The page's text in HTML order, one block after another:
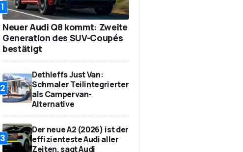
1
Neuer Audi Q8 kommt: Zweite
Generation des SUV-Coupés
bestätigt
2
Dethleffs Just Van:
Schmaler Teilintegrierter
als Campervan-
Alternative
3
Der neue A2 (2026) ist der
effizienteste Audi aller
Zeiten, sagt Audi